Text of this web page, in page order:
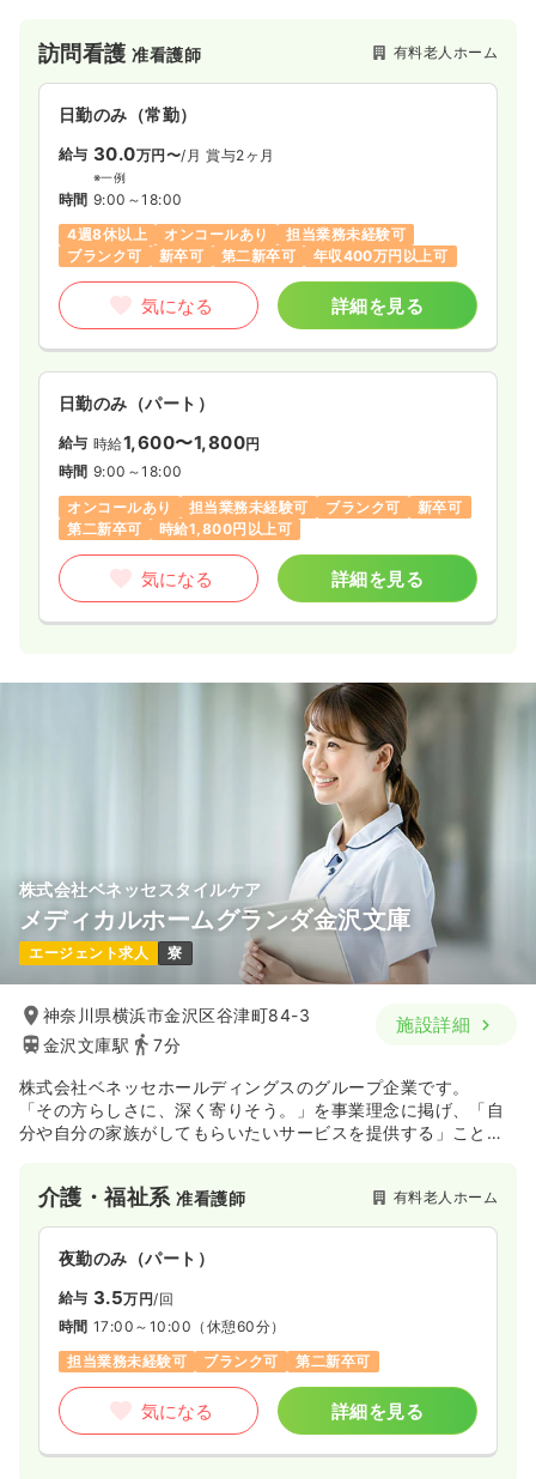
い」を基本指針とし、お客様満足度No1を目指しています。
訪問看護准看護師 有料老人ホーム
日勤のみ（常勤）
給与 30.0万円〜/月 賞与2ヶ月
※一例
時間 9:00～18:00
4週8休以上
オンコールあり
担当業務未経験可
ブランク可
新卒可 第二新卒可 年収400万円以上可
気になる 詳細を見る
日勤のみ（パート）
給与 時給1,600〜1,800円
時間 9:00～18:00
オンコールあり
担当業務未経験可 ブランク可
新卒可
第二新卒可
時給1,800円以上可
気になる 詳細を見る
株式会社ベネッセスタイルケア
メディカルホームグランダ金沢文庫
エージェント求人 寮
神奈川県横浜市金沢区谷津町84-3
金沢文庫駅
7分
施設詳細
株式会社ベネッセホールディングスのグループ企業です。
「その方らしさに、深く寄りそう。」を事業理念に掲げ、「自
分や自分の家族がしてもらいたいサービスを提供する」ことを
は国内最多を誇ります。
介護・福祉系准看護師 有料老人ホーム
夜勤のみ（パート）
給与 3.5万円/回
時間 17:00～10:00 （休憩60分）
担当業務未経験可
ブランク可 第二新卒可
気になる 詳細を見る